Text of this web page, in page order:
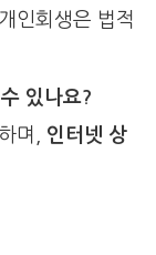
인회생은 법적
있나요?
며, 인터넷 상